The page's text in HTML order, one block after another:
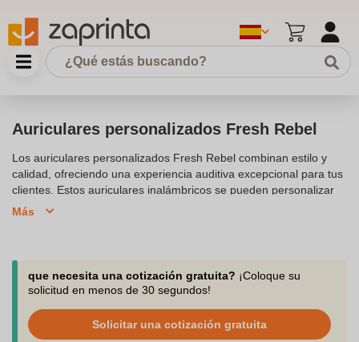
Auriculares personalizados Fresh Rebel
Los auriculares personalizados Fresh Rebel combinan estilo y
calidad, ofreciendo una experiencia auditiva excepcional para tus
clientes. Estos auriculares inalámbricos se pueden personalizar
con tu logotipo o diseño, lo que los convierte en un regalo
y conectividad Bluetooth, asegurando una calidad de sonido
superior. Con hasta 80 horas de autonomía y un diseño plegable,
elegantes, convirtiéndolos en un producto promocional destacado
que tus clientes adorarán.
Más
que necesita una cotización gratuita? ¡Coloque su
solicitud en menos de 30 segundos!
Solicitar una cotización gratuita